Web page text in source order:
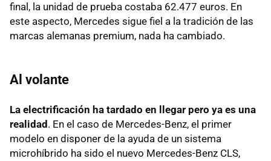
final, la unidad de prueba costaba 62.477 euros. En
este aspecto, Mercedes sigue fiel a la tradición de las
marcas alemanas premium, nada ha cambiado.
Al volante
La electrificación ha tardado en llegar pero ya es una
realidad . En el caso de Mercedes-Benz, el primer
modelo en disponer de la ayuda de un sistema
microhíbrido ha sido el nuevo Mercedes-Benz CLS,